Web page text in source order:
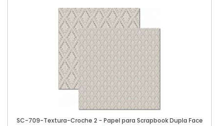
SC-709-Textura-Croche 2 - Papel para Scrapbook Dupla Face